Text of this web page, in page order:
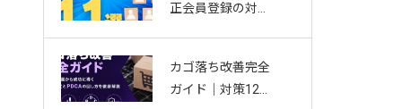
正会員登録の対策
アドを防ぐお悩み
別ガイド
カゴ落ち改善完全
ガイド｜対策12選